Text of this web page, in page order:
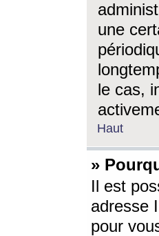
une
le cas,
Haut
»
Il est
adresse
pour